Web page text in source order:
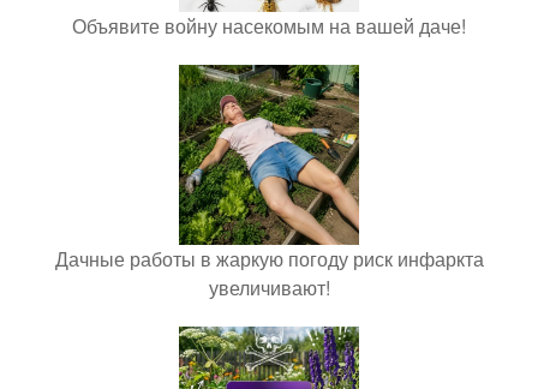
Объявите войну насекомым на вашей даче!
Дачные работы в жаркую погоду риск инфаркта
увеличивают!